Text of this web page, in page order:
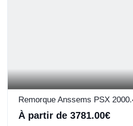
Remorque Anssems PSX
À partir de 3781.00€